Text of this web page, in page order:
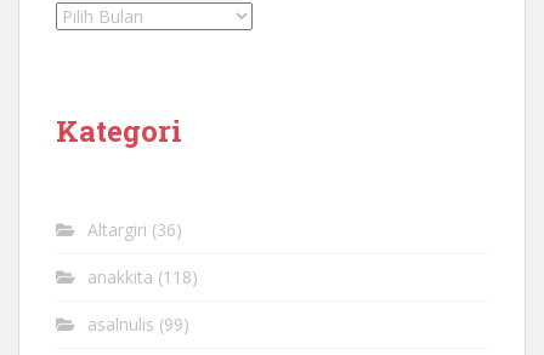
Kategori
Altargiri (36)
anakkita (118)
asalnulis (99)